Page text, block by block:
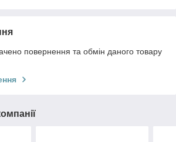
повернення та обмін даного товару